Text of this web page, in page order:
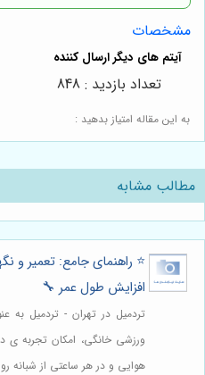
مشخصات
به این مقاله امتیاز بدهید :
تعداد بازدید : 848
مطالب مشابه
⭐️ راهنمای جامع: تعمیر و
افزایش طول عمر 🔧
تردمیل در تهران - تردمیل به
ورزشی خانگی، امکان تجربه
هوایی و در هر ساعتی از شبانه